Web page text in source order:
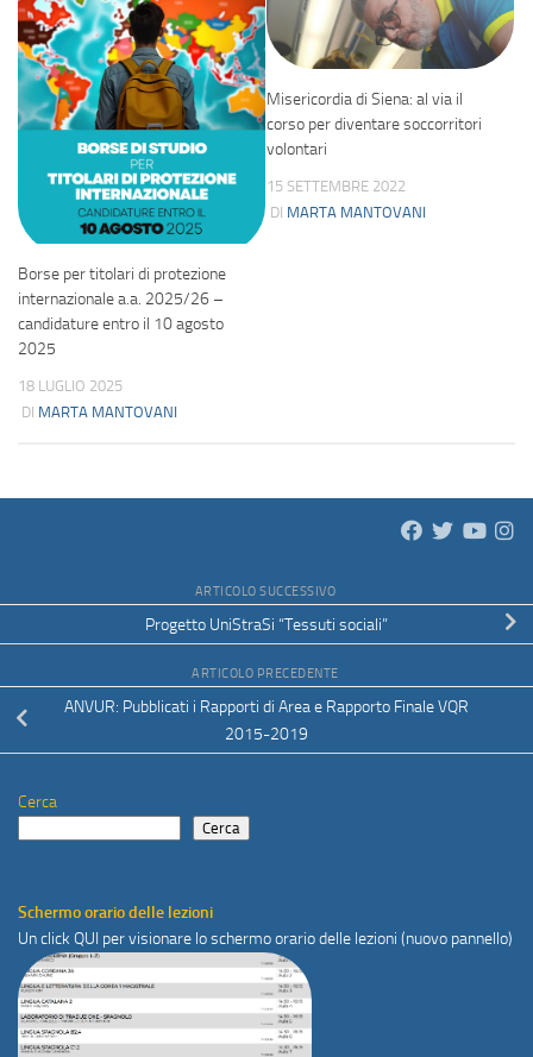
Borse per titolari di protezione
internazionale a.a. 2025/26 –
candidature entro il 10 agosto
2025
18 LUGLIO 2025
DI MARTA MANTOVANI
Misericordia di Siena: al via il
corso per diventare soccorritori
volontari
15 SETTEMBRE 2022
DI MARTA MANTOVANI
ARTICOLO SUCCESSIVO
Progetto UniStraSi “Tessuti sociali”
ARTICOLO PRECEDENTE
ANVUR: Pubblicati i Rapporti di Area e Rapporto Finale VQR
2015-2019
Cerca
Cerca
Schermo orario delle lezioni
Un click QUI per visionare lo schermo orario delle lezioni (nuovo pannello)